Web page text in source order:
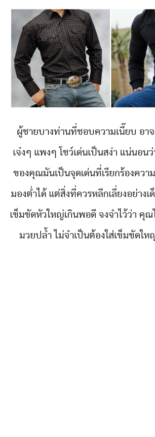
ผู้ชายบางท่านที่ชอบความเนี๊ยบ อาจ
เจ๋งๆ แพงๆ โชว์เด่นเป็นสง่า แน่นอน
ของคุณมันเป็นจุดเด่นที่เรียกร้องควา
มองต่ำได้ แต่สิ่งที่ควรหลีกเลี่ยงอย่างเ
เข็มขัดหัวใหญ่เกินพอดี จงจำไว้ว่า คุ
มวยปล้ำ ไม่จำเป็นต้องใส่เข็มขัดใ